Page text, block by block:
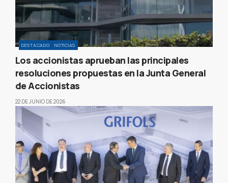
DESTACADO NOTICIAS
Los accionistas aprueban las principales
resoluciones propuestas en la Junta General
de Accionistas
22 DE JUNIO DE 2026